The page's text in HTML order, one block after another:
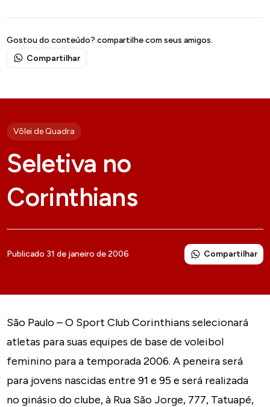
Gostou do conteúdo? compartilhe com seus amigos.
Compartilhar
Vôlei de Quadra
Seletiva no
Corinthians
Publicado 31 de janeiro de 2006 Compartilhar
São Paulo – O Sport Club Corinthians selecionará
atletas para suas equipes de base de voleibol
feminino para a temporada 2006. A peneira será
para jovens nascidas entre 91 e 95 e será realizada
no ginásio do clube, à Rua São Jorge, 777, Tatuapé,